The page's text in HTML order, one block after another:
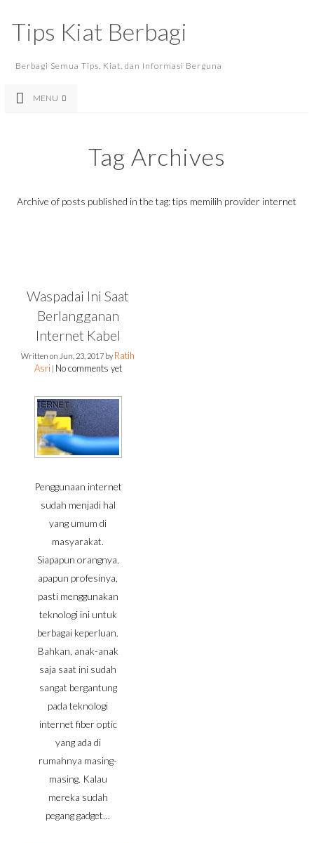
Tips Kiat Berbagi
Berbagi Semua Tips, Kiat, dan Informasi Berguna
MENU
Tag Archives
Archive of posts published in the tag: tips memilih provider internet
Waspadai Ini Saat
Berlangganan
Internet Kabel
Written on Jun, 23, 2017 by Ratih
Asri | No comments yet
Penggunaan internet
sudah menjadi hal
yang umum di
masyarakat.
Siapapun orangnya,
apapun profesinya,
pasti menggunakan
teknologi ini untuk
berbagai keperluan.
Bahkan, anak-anak
saja saat ini sudah
sangat bergantung
pada teknologi
internet fiber optic
yang ada di
rumahnya masing-
masing. Kalau
mereka sudah
pegang gadget…